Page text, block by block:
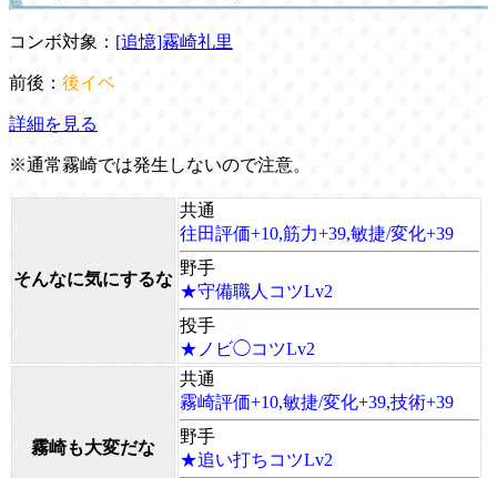
コンボ対象： [追憶]霧崎礼里
前後： 後イベ
詳細を見る
※通常霧崎では発生しないので注意。
そんなに気にするな
共通
往田評価+10,筋力+39,敏捷/変化+39
野手
★守備職人コツLv2
投手
★ノビ◯コツLv2
霧崎も大変だな
共通
霧崎評価+10,敏捷/変化+39,技術+39
野手
★追い打ちコツLv2